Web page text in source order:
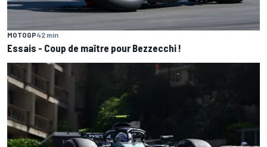
MOTOGP42 min
Essais - Coup de maître pour Bezzecchi !